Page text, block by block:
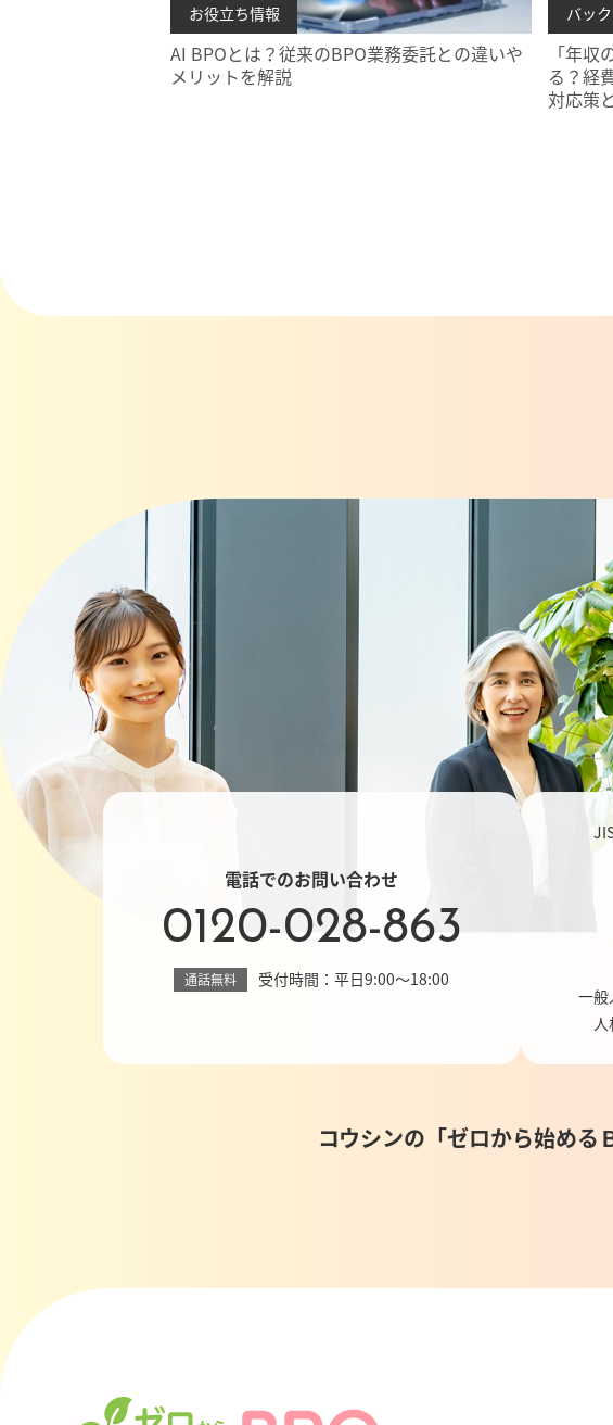
お役立ち情報
AI BPOとは？従来のBPO業務委託との違いや
メリットを解説
バッ
「年
る？経
対応策
電話でのお問い合わせ
0120-028-863
通話無料 受付時間：平日9:00～18:00
一
コウシンの「ゼロから始める